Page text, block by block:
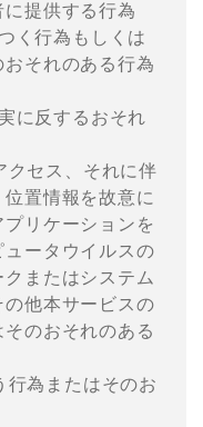
提供する⾏為
く⾏為もしくは
それのある⾏為
に反するおそれ
クセス、それに伴
置情報を故意に
リケーションを
ータウイルスの
またはシステム
他本サービスの
のおそれのある
⾏為またはそのお